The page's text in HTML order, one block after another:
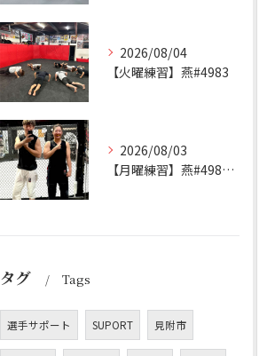
2026/08/04
【火曜練習】燕#4983
2026/08/03
【月曜練習】燕#4982見附#491
タグ Tags
選手サポート SUPORT 見附市